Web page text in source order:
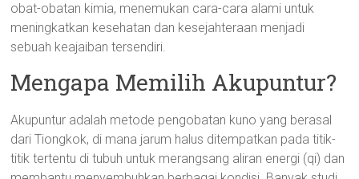
obat-obatan kimia, menemukan cara-cara alami untuk
meningkatkan kesehatan dan kesejahteraan menjadi
sebuah keajaiban tersendiri.
Mengapa Memilih Akupuntur?
Akupuntur adalah metode pengobatan kuno yang berasal
dari Tiongkok, di mana jarum halus ditempatkan pada titik-
titik tertentu di tubuh untuk merangsang aliran energi (qi) dan